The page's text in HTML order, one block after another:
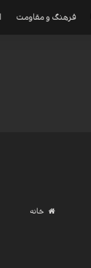
فرهنگ و مقاومت
خانه